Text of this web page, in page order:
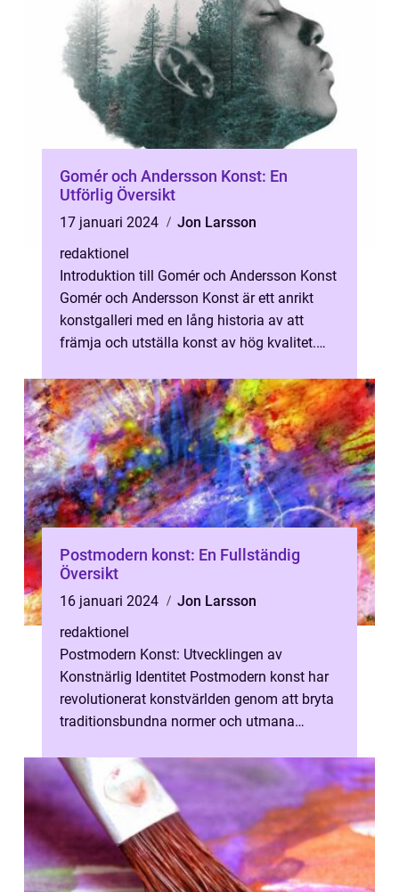
Gomér och Andersson Konst: En
Utförlig Översikt
17 januari 2024
Jon Larsson
redaktionel
Introduktion till Gomér och Andersson Konst
Gomér och Andersson Konst är ett anrikt
konstgalleri med en lång historia av att
främja och utställa konst av hög kvalitet.
Postmodern konst: En Fullständig
Översikt
16 januari 2024
Jon Larsson
redaktionel
Postmodern Konst: Utvecklingen av
Konstnärlig Identitet Postmodern konst har
revolutionerat konstvärlden genom att bryta
traditionsbundna normer och utmana
...